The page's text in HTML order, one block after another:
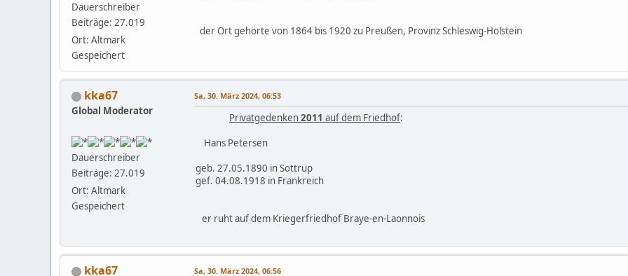
Dauerschreiber
Beiträge: 27.019
Ort: Altmark
Gespeichert
der Ort gehörte von 1864 bis 1920 zu Preußen, Provinz Schleswig-Holstein
kka67
Global Moderator
Dauerschreiber
Beiträge: 27.019
Ort: Altmark
Gespeichert
Sa, 30. März 2024, 06:53
Privatgedenken2011 auf dem Friedhof:
Hans Petersen
geb. 27.05.1890 in Sottrup
gef. 04.08.1918 in Frankreich
er ruht auf dem Kriegerfriedhof Braye-en-Laonnois
kka67 Sa, 30. März 2024, 06:56